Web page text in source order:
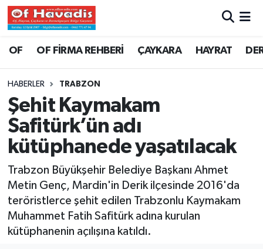
OF OF FİRMA REHBERİ ÇAYKARA HAYRAT
HABERLER TRABZON
Şehit Kaymakam
Safitürk’ün adı
kütüphanede yaşatılacak
Trabzon Büyükşehir Belediye Başkanı Ahmet
Metin Genç, Mardin'in Derik ilçesinde 2016'da
teröristlerce şehit edilen Trabzonlu Kaymakam
Muhammet Fatih Safitürk adına kurulan
kütüphanenin açılışına katıldı.
Trabzon Nöbetçi Eczaneler
Trabzon Namaz Vakitleri
Trabzon Trafik Yoğunluk Haritası
Süper Lig Puan Durumu ve Fikstür
Tüm Manşetler
Son Dakika Haberleri